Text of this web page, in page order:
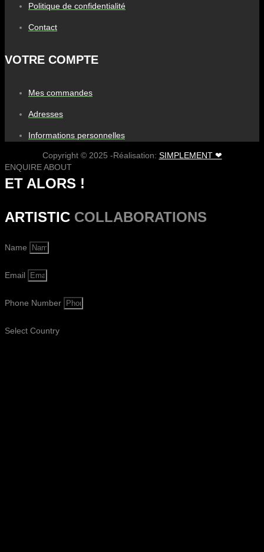
Politique de confidentialité
Contact
VOTRE COMPTE
Mes commandes
Adresses
Informations personnelles
Copyright © 2025 -Réalisation: SIMPLEMENT ❤
ENQUIRE ABOUT
ET ALORS !
ARTISTIC COLLABORATIONS
Name
Email
Phone Number
Select Country